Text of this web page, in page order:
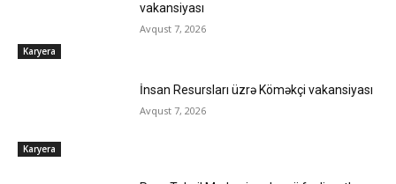
Karyera
vakansiyası
Avqust 7, 2026
Karyera
İnsan Resursları üzrə Köməkçi vakansiyası
Avqust 7, 2026